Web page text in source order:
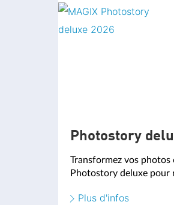
Photostory
Transformez vos photos
Photostory deluxe pour
Plus d'infos